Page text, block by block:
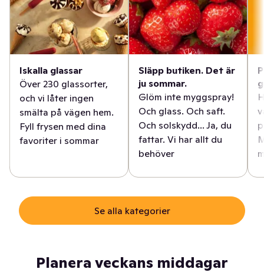
Iskalla glassar
Över 230 glassorter,
och vi låter ingen
smälta på vägen hem.
Fyll frysen med dina
favoriter i sommar
Släpp butiken. Det är
ju sommar.
Glöm inte myggspray!
Och glass. Och saft.
Och solskydd... Ja, du
fattar. Vi har allt du
behöver
Se alla kategorier
Planera veckans middagar